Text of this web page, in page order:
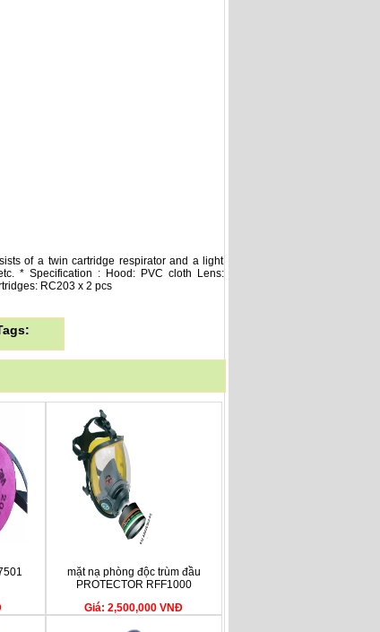
of a twin cartridge respirator and a light
* Specification : Hood: PVC cloth Lens:
RC203 x 2 pcs
mặt nạ phòng độc trùm đầu
PROTECTOR RFF1000
Giá: 2,500,000 VNĐ